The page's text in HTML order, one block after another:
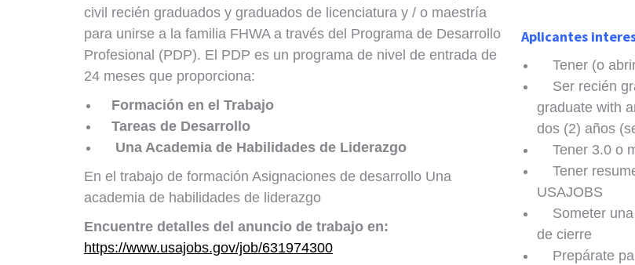
civil recién graduados y graduados de licenciatura y / o maestría
para unirse a la familia FHWA a través del Programa de Desarrollo
Profesional (PDP). El PDP es un programa de nivel de entrada de
24 meses que proporciona:
Formación en el Trabajo
Tareas de Desarrollo
Una Academia de Habilidades de Liderazgo
En el trabajo de formación Asignaciones de desarrollo Una
academia de habilidades de liderazgo
Encuentre detalles del anuncio de trabajo en:
https://www.usajobs.gov/job/631974300
Aplicantes
Tener (o
Ser recién
graduate with
dos (2) años
Tener 3.0 o
Tener
USAJOBS
Someter una
de cierre
Prepárate